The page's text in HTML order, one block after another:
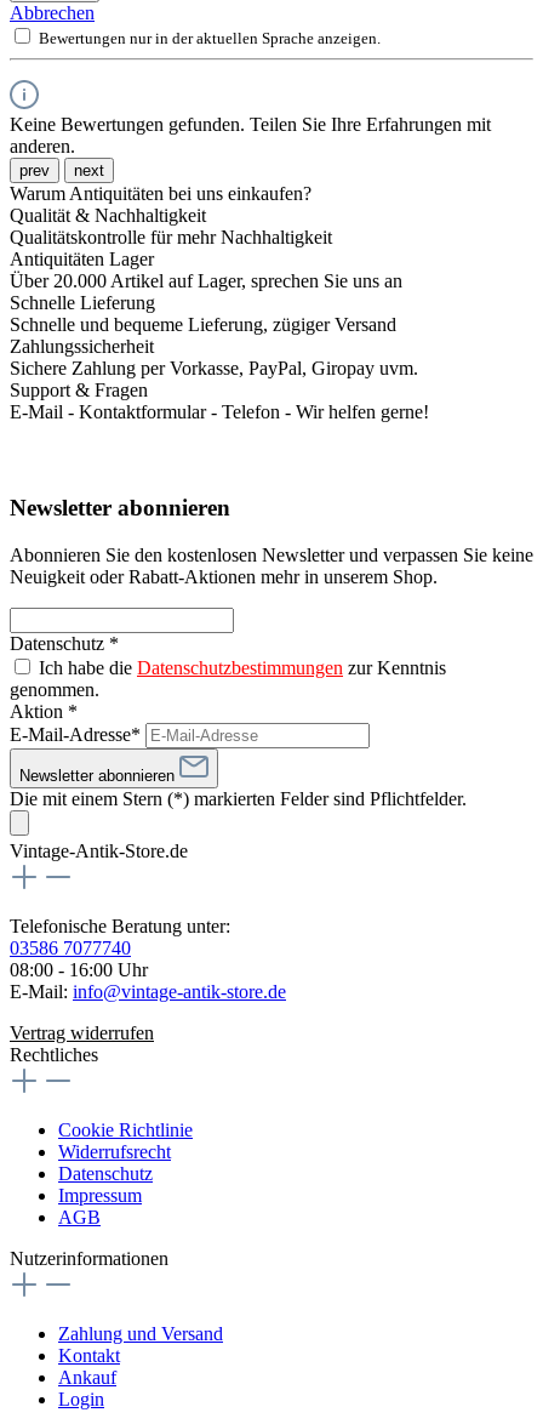
Abbrechen
Bewertungen nur in der aktuellen Sprache anzeigen.
Keine Bewertungen gefunden. Teilen Sie Ihre Erfahrungen mit
anderen.
prev next
Warum Antiquitäten bei uns einkaufen?
Qualität & Nachhaltigkeit
Qualitätskontrolle für mehr Nachhaltigkeit
Antiquitäten Lager
Über 20.000 Artikel auf Lager, sprechen Sie uns an
Schnelle Lieferung
Schnelle und bequeme Lieferung, zügiger Versand
Zahlungssicherheit
Sichere Zahlung per Vorkasse, PayPal, Giropay uvm.
Support & Fragen
E-Mail - Kontaktformular - Telefon - Wir helfen gerne!
Newsletter abonnieren
Abonnieren Sie den kostenlosen Newsletter und verpassen Sie keine
Neuigkeit oder Rabatt-Aktionen mehr in unserem Shop.
Datenschutz *
Ich habe die Datenschutzbestimmungen zur Kenntnis
genommen.
Aktion *
E-Mail-Adresse*
Newsletter abonnieren
Die mit einem Stern (*) markierten Felder sind Pflichtfelder.
Vintage-Antik-Store.de
Telefonische Beratung unter:
03586 7077740
08:00 - 16:00 Uhr
E-Mail: info@vintage-antik-store.de
Vertrag widerrufen
Rechtliches
Cookie Richtlinie
Widerrufsrecht
Datenschutz
Impressum
AGB
Nutzerinformationen
Zahlung und Versand
Kontakt
Ankauf
Login